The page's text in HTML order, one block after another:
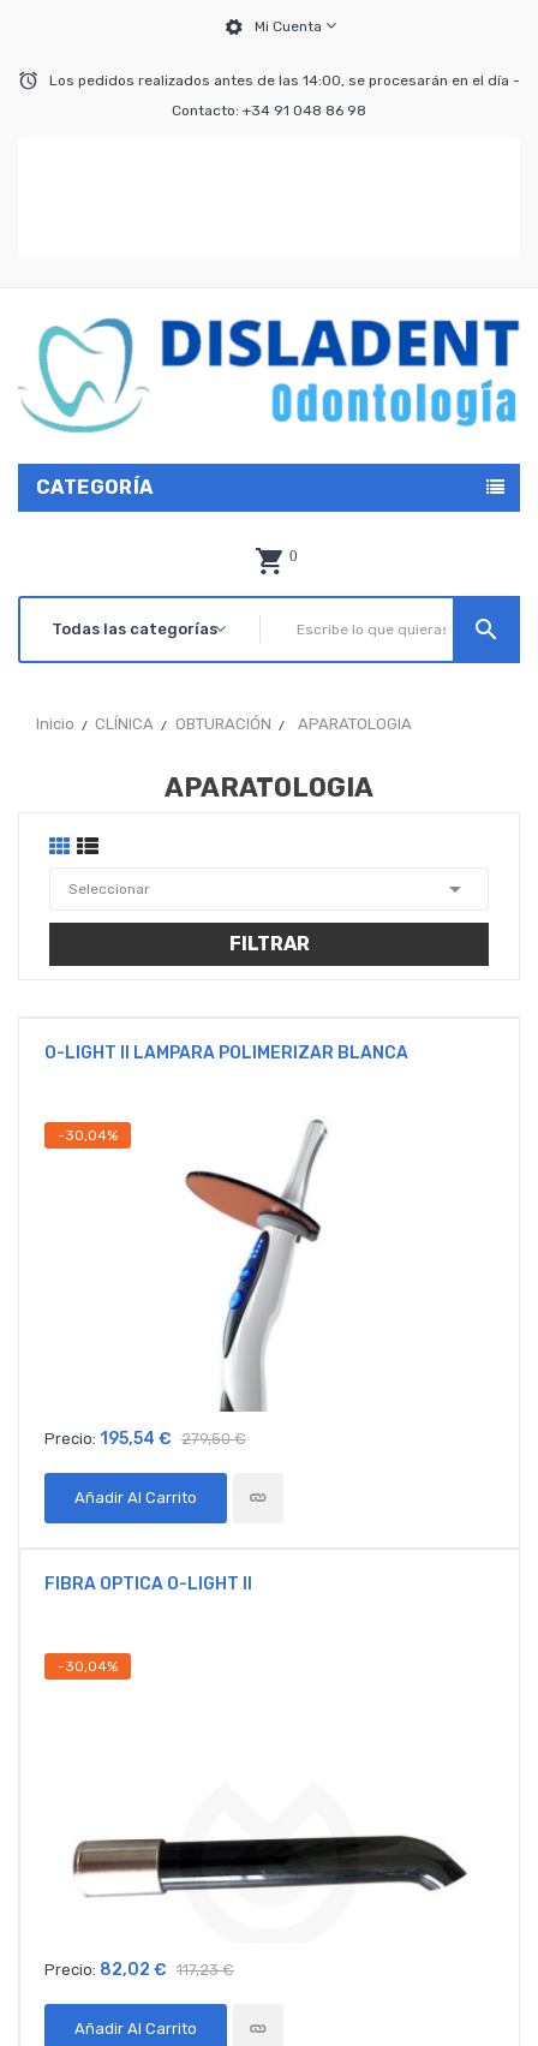
Mi Cuenta
Los pedidos realizados antes de las 14:00, se procesarán en el día -
Contacto: +34 91 048 86 98
CATEGORÍA
0
search
Inicio CLÍNICA OBTURACIÓN APARATOLOGIA
APARATOLOGIA
Seleccionar 
FILTRAR
O-LIGHT II LAMPARA POLIMERIZAR BLANCA
-30,04%
Precio: 195,54 € 279,50 €
Añadir Al Carrito
FIBRA OPTICA O-LIGHT II
-30,04%
Precio: 82,02 € 117,23 €
Añadir Al Carrito